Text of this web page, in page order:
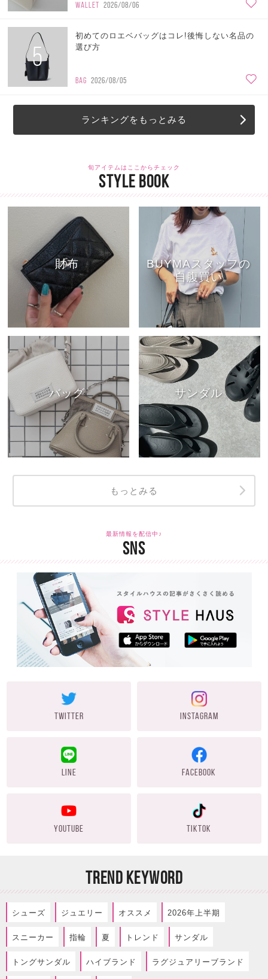
WALLET 2026/08/06
5
初めてのロエベバッグはコレ!後悔しない名品の
選び方
BAG 2026/08/05
ランキングをもっとみる
旬アイテムはここからチェック
STYLE BOOK
財布
BUYMAスタッフの
自腹買い
バッグ サンダル
もっとみる
最新情報を配信中♪
SNS
TWITTER INSTAGRAM
LINE FACEBOOK
YOUTUBE TIKTOK
TREND KEYWORD
シューズ ジュエリー オススメ 2026年上半期
スニーカー 指輪 夏 トレンド サンダル
トングサンダル ハイブランド ラグジュアリーブランド